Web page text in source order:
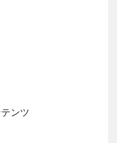
ンツ